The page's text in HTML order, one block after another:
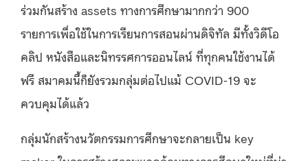
ร่วมกันสร้าง assets ทางการศึกษามากกว่า 900
รายการเพื่อใช้ในการเรียนการสอนผ่านดิจิทัล มีทั้งวิดีโอ
คลิป หนังสือและนิทรรศการออนไลน์ ที่ทุกคนใช้งานได้
ฟรี สมาคมนี้ก็ยังรวมกลุ่มต่อไปแม้ COVID-19 จะ
ควบคุมได้แล้ว
กลุ่มนักสร้างนวัตกรรมการศึกษาจะกลายเป็น key